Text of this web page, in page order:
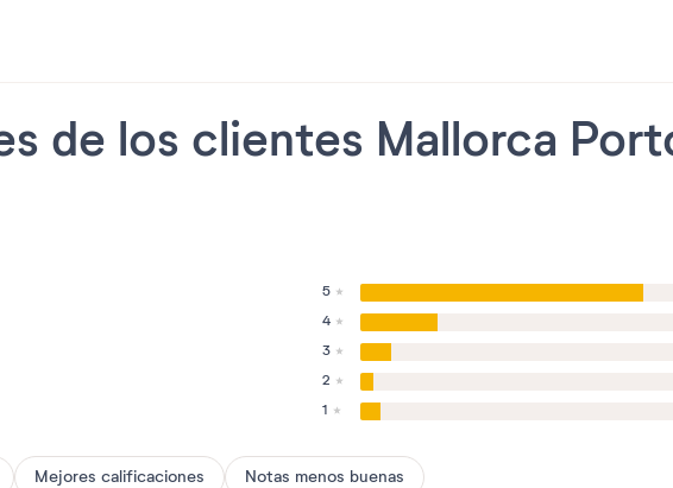
de los clientes Mallorca
5
4
3
2
1
Mejores calificaciones Notas menos buenas